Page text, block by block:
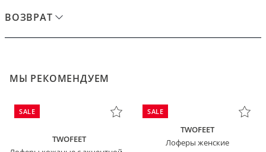
ВОЗВРАТ
МЫ РЕКОМЕНДУЕМ
SALE
TWOFEET
SALE
TWOFEET
Лоферы женские